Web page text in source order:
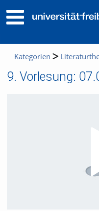
Kategorien
9. Vorlesung: